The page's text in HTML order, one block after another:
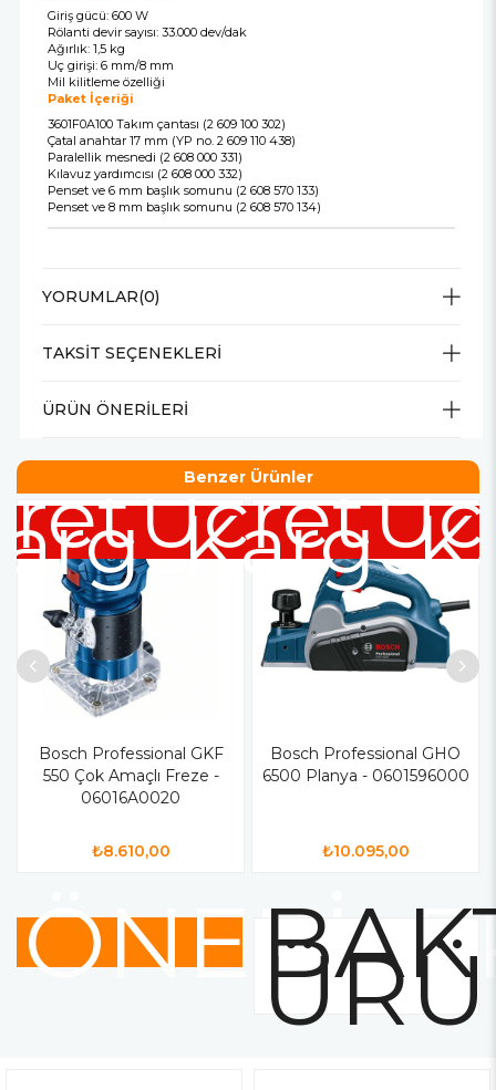
Giriş gücü: 600 W
Rölanti devir sayısı: 33.000 dev/dak
Ağırlık: 1,5 kg
Uç girişi: 6 mm/8 mm
Mil kilitleme özelliği
Paket İçeriği
3601F0A100 Takım çantası (2 609 100 302)
Çatal anahtar 17 mm (YP no. 2 609 110 438)
Paralellik mesnedi (2 608 000 331)
Kılavuz yardımcısı (2 608 000 332)
Penset ve 6 mm başlık somunu (2 608 570 133)
Penset ve 8 mm başlık somunu (2 608 570 134)
YORUMLAR(0)
TAKSIT SEÇENEKLERI
ÜRÜN ÖNERILERI
Benzer Ürünler
Bosch Professional GKF
550 Çok Amaçlı Freze -
06016A0020
₺8.610,00
Bosch Professional GHO
6500 Planya - 0601596000
₺10.095,00
Ücretsiz
Kargo